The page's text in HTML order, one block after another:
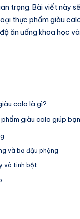
trọng. Bài viết này
thực phẩm giàu
ăn uống khoa học
calo là gì?
giàu calo giúp
và bơ đậu phộng
và tinh bột